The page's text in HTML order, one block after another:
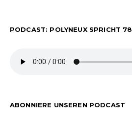
PODCAST: POLYNEUX SPRICHT 78
ABONNIERE UNSEREN PODCAST